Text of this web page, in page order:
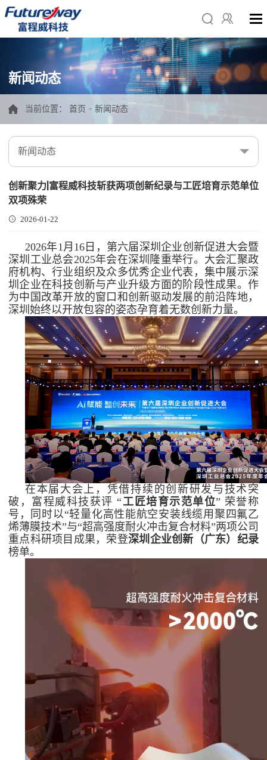
新闻动态
当前位置： 首页 - 新闻动态
新闻动态
创新聚力|富程威科技斩获两项创新纪录与工匠培育示范单位
双项殊荣
2026-01-22
2026年1月16日，第六届深圳企业创新促进大会暨
深圳工业总会2025年会在深圳隆重举行。大会汇聚政
府机构、行业组织及众多优秀企业代表，集中展示深
圳企业在科技创新与产业升级方面的阶段性成果。作
为中国改革开放的窗口和创新驱动发展的前沿阵地，
深圳始终以开放包容的姿态孕育着无数创新力量。
在本届大会上，凭借持续的创新研发与技术突
破，富程威科技获评 “工匠培育示范单位” 荣誉称
号，同时以“轻量化高性能航空安装线缆用聚四氟乙
烯薄膜技术”与“超高强度耐火冲击复合材料”两项公司
重点科研项目成果，荣登深圳企业创新（广东）纪录
榜单。